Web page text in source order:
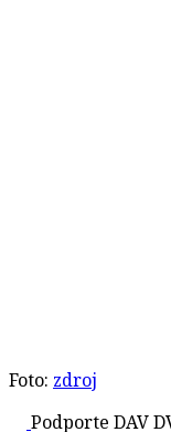
Foto: zdroj
Podporte DAV